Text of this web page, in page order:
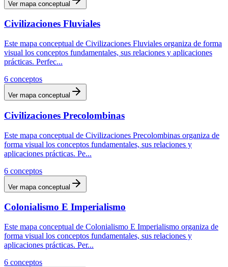
Ver mapa conceptual
Civilizaciones Fluviales
Este mapa conceptual de Civilizaciones Fluviales organiza de forma
visual los conceptos fundamentales, sus relaciones y aplicaciones
prácticas. Perfec...
6 conceptos
Ver mapa conceptual
Civilizaciones Precolombinas
Este mapa conceptual de Civilizaciones Precolombinas organiza de
forma visual los conceptos fundamentales, sus relaciones y
aplicaciones prácticas. Pe...
6 conceptos
Ver mapa conceptual
Colonialismo E Imperialismo
Este mapa conceptual de Colonialismo E Imperialismo organiza de
forma visual los conceptos fundamentales, sus relaciones y
aplicaciones prácticas. Per...
6 conceptos